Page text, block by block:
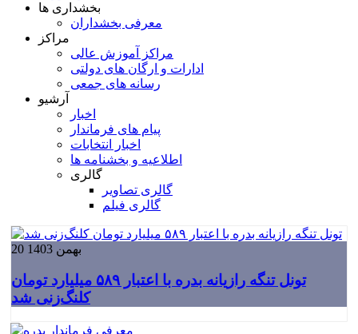
بخشداری ها
معرفی بخشداران
مراکز
مراکز آموزش عالی
ادارات و ارگان های دولتی
رسانه های جمعی
آرشیو
اخبار
پیام های فرماندار
اخبار انتخابات
اطلاعیه و بخشنامه ها
گالری
گالری تصاویر
گالری فیلم
20 بهمن 1403
تونل تنگه رازیانه بدره با اعتبار ۵۸۹ میلیارد تومان
کلنگ‌زنی شد